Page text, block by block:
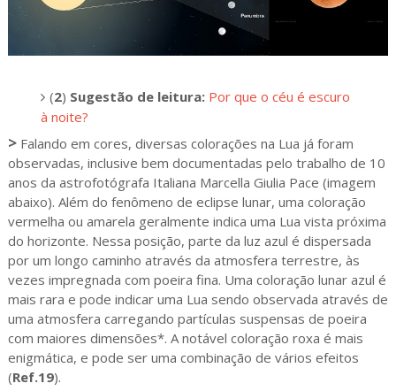
(2) Sugestão de leitura: Por que o céu é escuro
à noite?
>Falando em cores, diversas colorações na Lua já foram
observadas, inclusive bem documentadas pelo trabalho de 10
anos da astrofotógrafa Italiana Marcella Giulia Pace (imagem
abaixo). Além do fenômeno de eclipse lunar, uma coloração
vermelha ou amarela geralmente indica uma Lua vista próxima
do horizonte. Nessa posição, parte da luz azul é dispersada
por um longo caminho através da atmosfera terrestre, às
vezes impregnada com poeira fina. Uma coloração lunar azul é
mais rara e pode indicar uma Lua sendo observada através de
uma atmosfera carregando partículas suspensas de poeira
com maiores dimensões*. A notável coloração roxa é mais
enigmática, e pode ser uma combinação de vários efeitos
(Ref.19).